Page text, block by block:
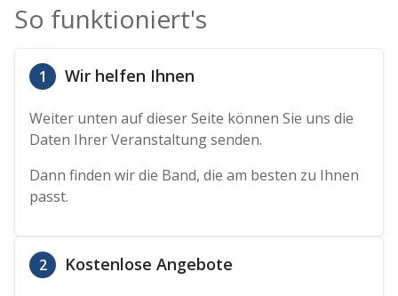
So funktioniert's
1 Wir helfen Ihnen
Weiter unten auf dieser Seite können Sie uns die
Daten Ihrer Veranstaltung senden.
Dann finden wir die Band, die am besten zu Ihnen
passt.
2 Kostenlose Angebote